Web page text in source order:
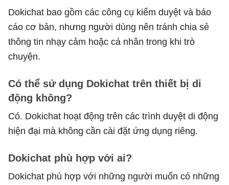
Dokichat bao gồm các công cụ kiểm duyệt và báo
cáo cơ bản, nhưng người dùng nên tránh chia sẻ
thông tin nhạy cảm hoặc cá nhân trong khi trò
chuyện.
Có thể sử dụng Dokichat trên thiết bị di
động không?
Có. Dokichat hoạt động trên các trình duyệt di động
hiện đại mà không cần cài đặt ứng dụng riêng.
Dokichat phù hợp với ai?
Dokichat phù hợp với những người muốn có những